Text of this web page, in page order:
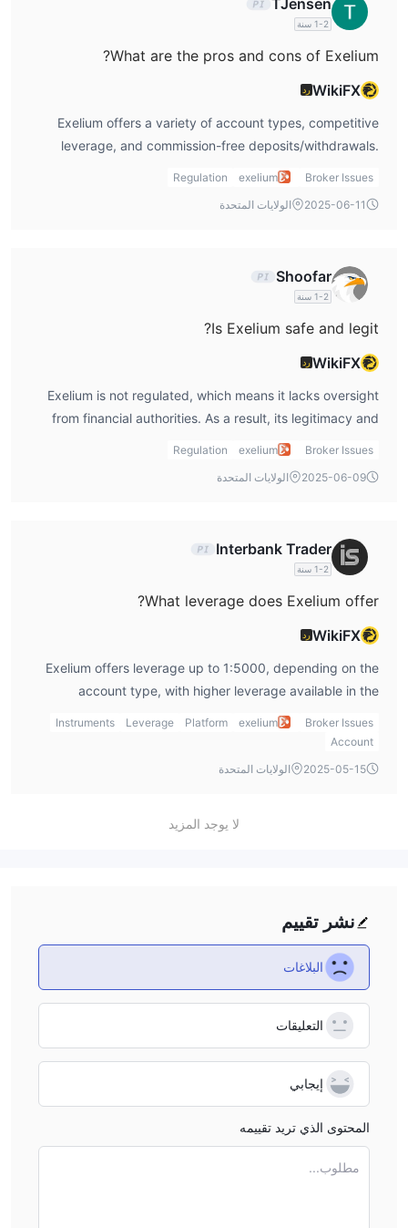
Exelium لا تفرض رسومًا على الإيداع أو السحب، والحساب الكلاسيكي
يتطلب إيداعًا أدنى بقيمة 5 دولار أمريكي.
1-2 سنة
What are the pros and cons of Exelium?
WikiFXرد
Exelium offers a variety of account types, competitive
leverage, and commission-free deposits/withdrawals.
However, its main disadvantage is the lack of regulation,
Broker Issues
exelium
Regulation
2025-06-11
الولايات المتحدة
Shoofar
1-2 سنة
Is Exelium safe and legit?
WikiFXرد
Exelium is not regulated, which means it lacks oversight
from financial authorities. As a result, its legitimacy and
safety could be questioned, and traders should exercise
Broker Issues
exelium
Regulation
2025-06-09
الولايات المتحدة
Interbank Trader
1-2 سنة
What leverage does Exelium offer?
WikiFXرد
Exelium offers leverage up to 1:5000, depending on the
account type, with higher leverage available in the
Powerful Leverage Account.
Broker Issues
exelium
Platform
Leverage
Instruments
Account
2025-05-15
الولايات المتحدة
لا يوجد المزيد
نشر تقييم
البلاغات
التعليقات
إيجابي
المحتوى الذي تريد تقييمه
مطلوب...